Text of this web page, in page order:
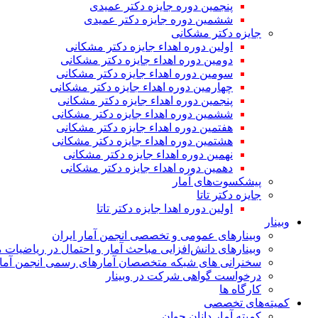
پنجمین دوره جایزه دکتر عمیدی
ششمین دوره جایزه دکتر عمیدی
جایزه دکتر مشکانی
اولین دوره اهداء جایزه دکتر مشکانی
دومین دوره اهداء جایزه دکتر مشکانی
سومین دوره اهداء جایزه دکتر مشکانی
چهارمین دوره اهداء جایزه دکتر مشکانی
پنجمین دوره اهداء جایزه دکتر مشکانی
ششمین دوره اهداء جایزه دکتر مشکانی
هفتمین دوره اهداء جایزه دکتر مشکانی
هشتمین دوره اهداء جایزه دکتر مشکانی
نهمین دوره اهداء جایزه دکتر مشکانی
دهمین دوره اهداء جایزه دکتر مشکانی
پیشکسوت‌های آمار
جایزه دکتر تاتا
اولین دوره اهدا جایزه دکتر تاتا
وبینار
وبینارهای عمومی و تخصصی انجمن آمار ایران
وبینارهای دانش‌افزایی مباحث آمار و احتمال در
سخنرانی های شبکه متخصصان آمارهای رسمی انجمن
درخواست گواهی شرکت در وبینار
کارگاه ها
کمیته‌های تخصصی